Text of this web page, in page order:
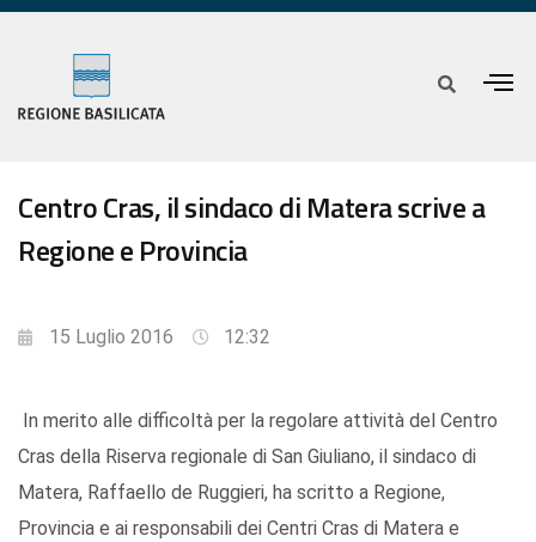
Centro Cras, il sindaco di Matera scrive a
Regione e Provincia
15 Luglio 2016 12:32
In merito alle difficoltà per la regolare attività del Centro
Cras della Riserva regionale di San Giuliano, il sindaco di
Matera, Raffaello de Ruggieri, ha scritto a Regione,
Provincia e ai responsabili dei Centri Cras di Matera e